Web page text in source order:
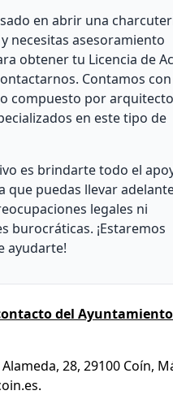
en abrir una
necesitas asesoramiento
obtener tu Licencia de
Contamos
compuesto por
en este tipo de
es brindarte todo el
que puedas llevar
legales ni
burocráticas. ¡Estaremos
ayudarte!
del
28, 29100 Coín,
.